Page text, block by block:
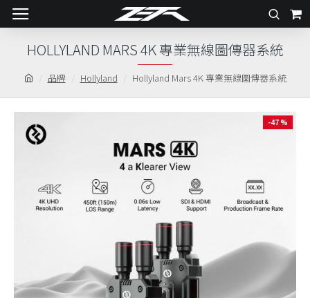
品牌 Hollyland Hollyland Mars 4K 專業無線圖傳器系統
HOLLYLAND MARS 4K 專業無線圖傳器系統
-47 %